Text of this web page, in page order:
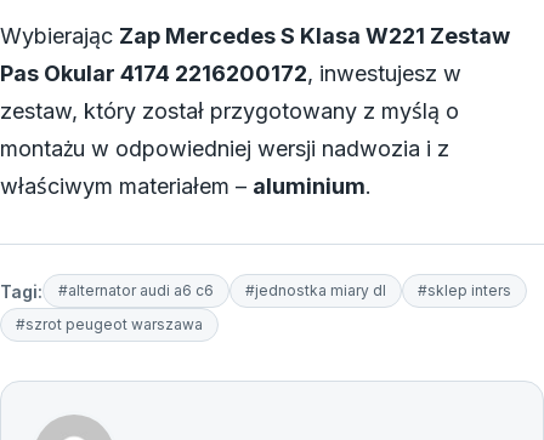
Wybierając Zap Mercedes S Klasa W221 Zestaw
Pas Okular 4174 2216200172, inwestujesz w
zestaw, który został przygotowany z myślą o
montażu w odpowiedniej wersji nadwozia i z
właściwym materiałem – aluminium.
Tagi: #alternator audi a6 c6 #jednostka miary dl
#sklep inters
#szrot peugeot warszawa